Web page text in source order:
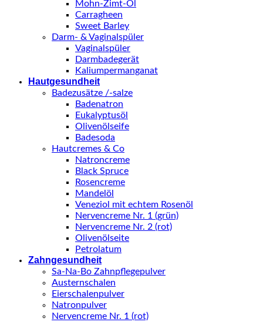
Mohn-Zimt-Öl
Carragheen
Sweet Barley
Darm- & Vaginalspüler
Vaginalspüler
Darmbadegerät
Kaliumpermanganat
Hautgesundheit
Badezusätze /-salze
Badenatron
Eukalyptusöl
Olivenölseife
Badesoda
Hautcremes & Co
Natroncreme
Black Spruce
Rosencreme
Mandelöl
Veneziol mit echtem Rosenöl
Nervencreme Nr. 1 (grün)
Nervencreme Nr. 2 (rot)
Olivenölseite
Petrolatum
Zahngesundheit
Sa-Na-Bo Zahnpflegepulver
Austernschalen
Eierschalenpulver
Natronpulver
Nervencreme Nr. 1 (rot)